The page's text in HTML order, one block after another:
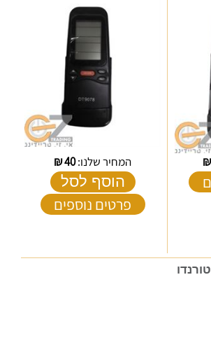
₪ המחיר שלנו:40
₪
הוסף לסל
פרטים נוספים